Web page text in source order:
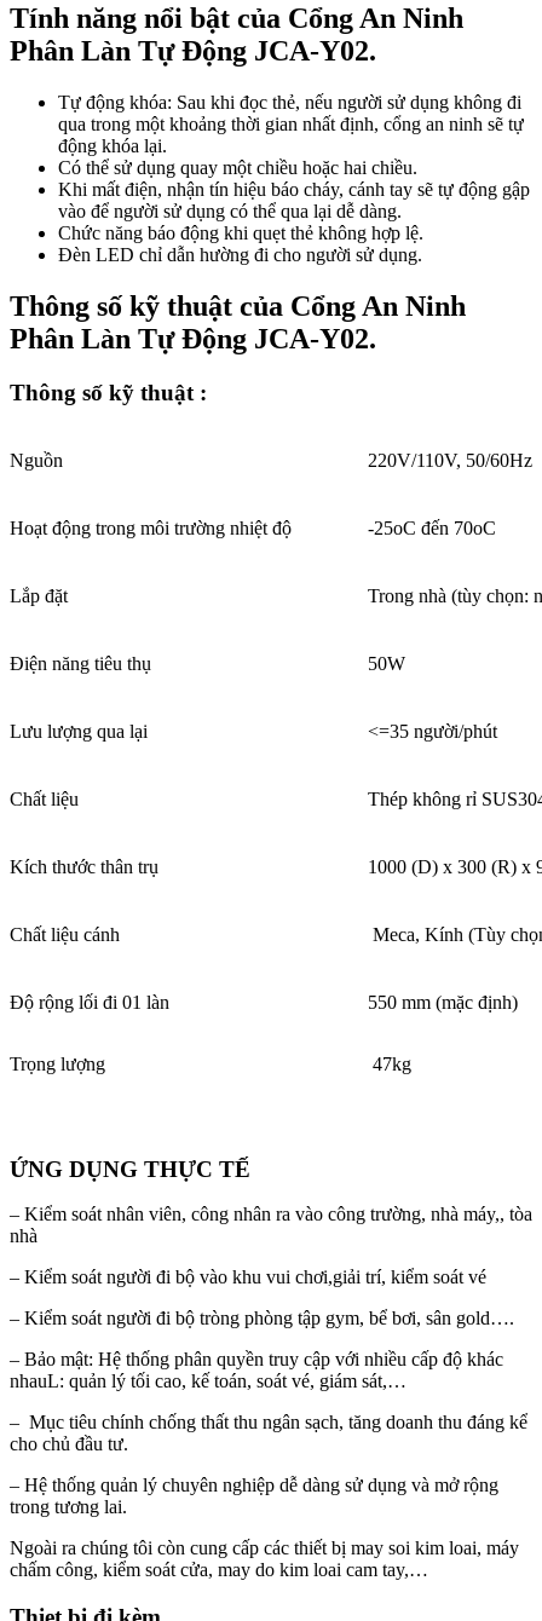
Tính năng nổi bật của Cổng An Ninh
Phân Làn Tự Động JCA-Y02.
Tự động khóa: Sau khi đọc thẻ, nếu người sử dụng không đi
qua trong một khoảng thời gian nhất định, cổng an ninh sẽ tự
động khóa lại.
Có thể sử dụng quay một chiều hoặc hai chiều.
Khi mất điện, nhận tín hiệu báo cháy, cánh tay sẽ tự động gập
vào để người sử dụng có thể qua lại dễ dàng.
Chức năng báo động khi quẹt thẻ không hợp lệ.
Đèn LED chỉ dẫn hường đi cho người sử dụng.
Thông số kỹ thuật của Cổng An Ninh
Phân Làn Tự Động JCA-Y02.
Thông số kỹ thuật :
Nguồn 220V/110V, 50/60Hz
Hoạt động trong môi trường nhiệt độ -25oC đến 70oC
Lắp đặt Trong nhà (tùy chọn:
Điện năng tiêu thụ 50W
Lưu lượng qua lại <=35 người/phút
Chất liệu Thép không rỉ
Kích thước thân trụ 1000 (D) x 300 (R) x
Chất liệu cánh Meca, Kính (Tùy
Độ rộng lối đi 01 làn 550 mm (mặc định)
Trọng lượng 47kg
ỨNG DỤNG THỰC TẾ
– Kiểm soát nhân viên, công nhân ra vào công trường, nhà máy,, tòa
nhà
– Kiểm soát người đi bộ vào khu vui chơi,giải trí, kiểm soát vé
– Kiểm soát người đi bộ tròng phòng tập gym, bể bơi, sân gold….
– Bảo mật: Hệ thống phân quyền truy cập với nhiều cấp độ khác
nhauL: quản lý tối cao, kế toán, soát vé, giám sát,…
– Mục tiêu chính chống thất thu ngân sạch, tăng doanh thu đáng kể
cho chủ đầu tư.
– Hệ thống quản lý chuyên nghiệp dễ dàng sử dụng và mở rộng
trong tương lai.
Ngoài ra chúng tôi còn cung cấp các thiết bị may soi kim loai, máy
chấm công, kiểm soát cửa, may do kim loai cam tay,…